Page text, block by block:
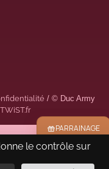
/ © Duc Army
PARRAINAGE
le contrôle sur